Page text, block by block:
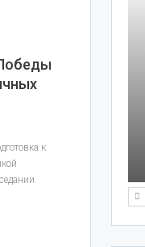
к
ученого
похищении
уровня
2026